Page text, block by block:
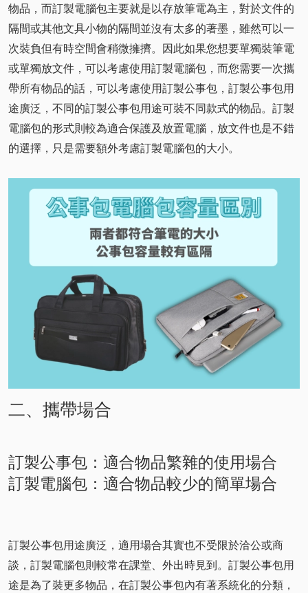
物品，而訂製電腦包主要就是以存放筆電為主，對於文件的
隔間或其他文具小物的隔間並沒有太多的著墨，雖然可以一
次裝負但有時空間會稍微擁擠。因此如果您想要單獨裝筆電
或單獨放文件，可以考慮使用訂製電腦包，而您需要一次攜
帶所有物品的話，可以考慮使用訂製公事包，訂製公事包用
途廣泛，不同的訂製公事包用途可裝不同款式的物品。訂製
電腦包的形式則較為適合保護及放置電腦，放文件也是不錯
的選擇，只是需要額外考慮訂製電腦包的大小。
二、攜帶場合
訂製公事包：適合物品繁雜的使用場合
訂製電腦包：適合物品較少的簡單場合
訂製公事包用途廣泛，適用場合其實也不受限於洽公或商
談，訂製電腦包則較常在課堂、外出時見到。訂製公事包用
途是為了裝更多物品，在訂製公事包內有著系統化的分類，